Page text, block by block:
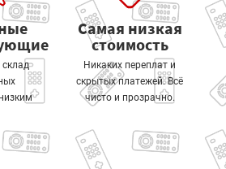
Самая низкая
стоимость
Никаких переплат и
скрытых платежей. Всё
чисто и прозрачно.